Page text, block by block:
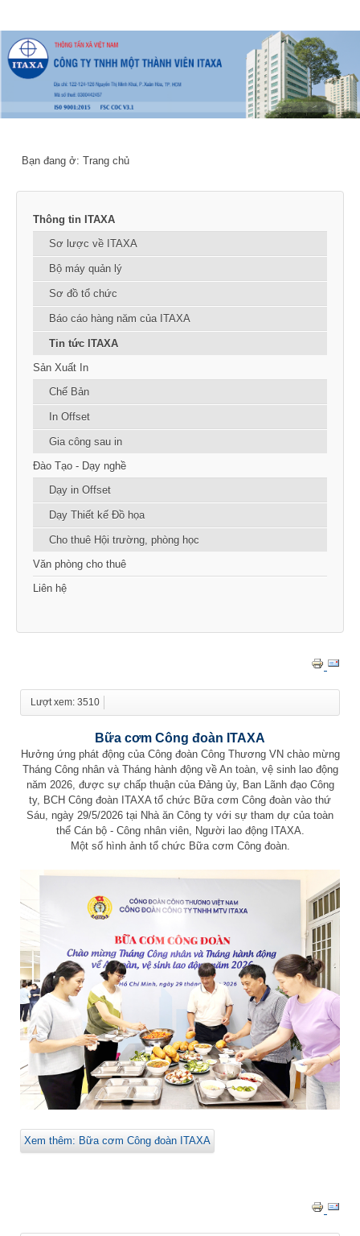
Bạn đang ở: Trang chủ
Thông tin ITAXA
Sơ lược về ITAXA
Bộ máy quản lý
Sơ đồ tổ chức
Báo cáo hàng năm của ITAXA
Tin tức ITAXA
Sản Xuất In
Chế Bản
In Offset
Gia công sau in
Đào Tạo - Dạy nghề
Dạy in Offset
Dạy Thiết kế Đồ họa
Cho thuê Hội trường, phòng học
Văn phòng cho thuê
Liên hệ
Lượt xem: 3510
Bữa cơm Công đoàn ITAXA
Hưởng ứng phát động của Công đoàn Công Thương VN chào mừng
Tháng Công nhân và Tháng hành động về An toàn, vệ sinh lao động
năm 2026, được sự chấp thuận của Đảng ủy, Ban Lãnh đạo Công
ty, BCH Công đoàn ITAXA tổ chức Bữa cơm Công đoàn vào thứ
Sáu, ngày 29/5/2026 tại Nhà ăn Công ty với sự tham dự của toàn
thể Cán bộ - Công nhân viên, Người lao động ITAXA.
Một số hình ảnh tổ chức Bữa cơm Công đoàn.
Xem thêm: Bữa cơm Công đoàn ITAXA